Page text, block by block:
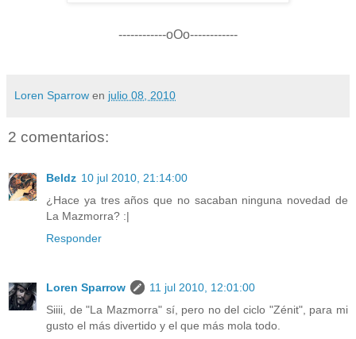
------------oOo------------
Loren Sparrow en julio 08, 2010
2 comentarios:
Beldz 10 jul 2010, 21:14:00
¿Hace ya tres años que no sacaban ninguna novedad de
La Mazmorra? :|
Responder
Loren Sparrow
11 jul 2010, 12:01:00
Siiii, de "La Mazmorra" sí, pero no del ciclo "Zénit", para mi
gusto el más divertido y el que más mola todo.